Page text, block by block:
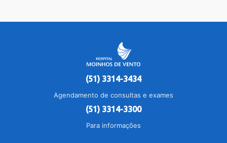
(51) 3314-3434
Agendamento de consultas e exames
(51) 3314-3300
Para informações